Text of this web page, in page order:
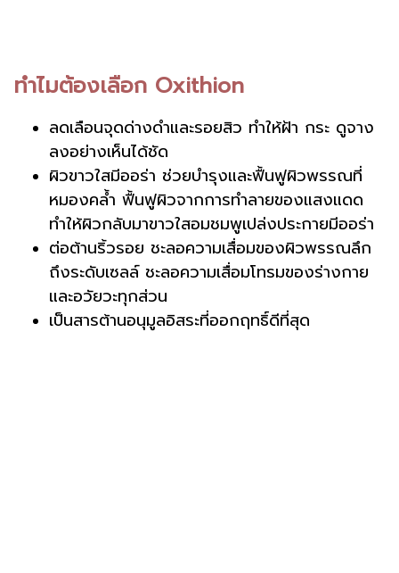
ทำไมต้องเลือก Oxithion
ลดเลือนจุดด่างดำและรอยสิว ทำให้ฝ้า กระ ดูจาง
ลงอย่างเห็นได้ชัด
ผิวขาวใสมีออร่า ช่วยบำรุงและฟื้นฟูผิวพรรณที่
หมองคล้ำ ฟื้นฟูผิวจากการทำลายของแสงแดด
ทำให้ผิวกลับมาขาวใสอมชมพูเปล่งประกายมีออร่า
ต่อต้านริ้วรอย ชะลอความเสื่อมของผิวพรรณลึก
ถึงระดับเซลล์ ชะลอความเสื่อมโทรมของร่างกาย
และอวัยวะทุกส่วน
เป็นสารต้านอนุมูลอิสระที่ออกฤทธิ์ดีที่สุด